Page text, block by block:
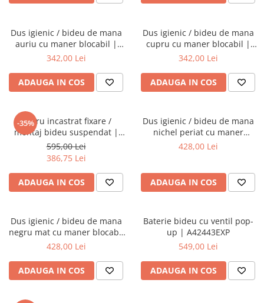
Dus igienic / bideu de mana
auriu cu maner blocabil |
A4574774
342,00 Lei
ADAUGA IN COS
Dus igienic / bideu de mana
cupru cu maner blocabil |
A4574729
342,00 Lei
ADAUGA IN COS
-35%
Cadru incastrat fixare /
montaj bideu suspendat |
880-5800
595,00 Lei
386,75 Lei
ADAUGA IN COS
Dus igienic / bideu de mana
nichel periat cu maner
blocabil | A4574734
428,00 Lei
ADAUGA IN COS
Dus igienic / bideu de mana
negru mat cu maner blocabil
| A4574736
428,00 Lei
ADAUGA IN COS
Baterie bideu cu ventil pop-
up | A42443EXP
549,00 Lei
ADAUGA IN COS